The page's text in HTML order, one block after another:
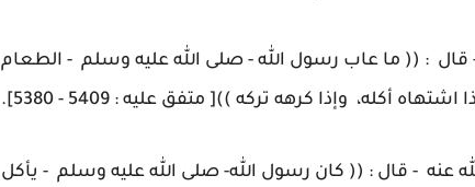
قال : (( ما عاب رسول الله - صلى الله عليه وسلم - الطعام
أكله، وإذا كرهه تركه ))[ متفق عليه : 5409 - 5380].
عنه - قال : (( كان رسول الله- صلى الله عليه وسلم - يأكل